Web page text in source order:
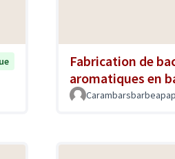
Fabrication de
aromatiques en